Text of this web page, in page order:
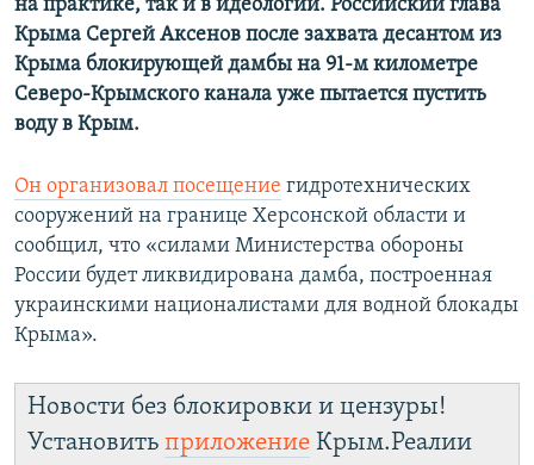
на практике, так и в идеологии. Российский глава
Крыма Сергей Аксенов после захвата десантом из
Крыма блокирующей дамбы на 91-м километре
Северо-Крымского канала уже пытается пустить
воду в Крым.
Он организовал посещение гидротехнических
сооружений на границе Херсонской области и
сообщил, что «силами Министерства обороны
России будет ликвидирована дамба, построенная
украинскими националистами для водной блокады
Крыма».
Новости без блокировки и цензуры!
Установить приложение Крым.Реалии